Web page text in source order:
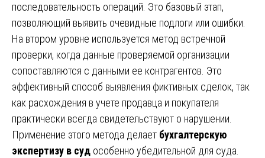
последовательность операций. Это базовый этап,
позволяющий выявить очевидные подлоги или ошибки.
На втором уровне используется метод встречной
проверки, когда данные проверяемой организации
сопоставляются с данными ее контрагентов. Это
эффективный способ выявления фиктивных сделок, так
как расхождения в учете продавца и покупателя
практически всегда свидетельствуют о нарушении.
Применение этого метода делает бухгалтерскую
экспертизу в суд особенно убедительной для суда.